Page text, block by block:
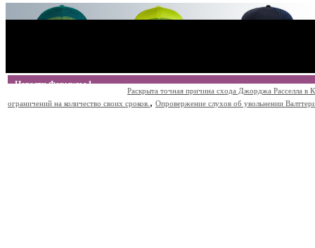
Новости Формулы 1
Раскрыта точная причина схода Джорджа Расселла в
ограничений на количество своих сроков. , Опровержение слухов об увольнении